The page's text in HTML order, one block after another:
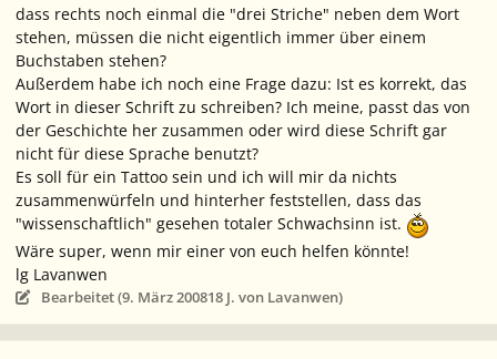
dass rechts noch einmal die "drei Striche" neben dem Wort
stehen, müssen die nicht eigentlich immer über einem
Buchstaben stehen?
Außerdem habe ich noch eine Frage dazu: Ist es korrekt, das
Wort in dieser Schrift zu schreiben? Ich meine, passt das von
der Geschichte her zusammen oder wird diese Schrift gar
nicht für diese Sprache benutzt?
Es soll für ein Tattoo sein und ich will mir da nichts
zusammenwürfeln und hinterher feststellen, dass das
"wissenschaftlich" gesehen totaler Schwachsinn ist.
Wäre super, wenn mir einer von euch helfen könnte!
lg Lavanwen
Bearbeitet (9. März 200818 J. von Lavanwen)